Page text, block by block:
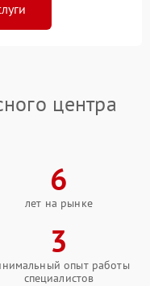
центра
6
лет на рынке
3
опыт работы
специалистов